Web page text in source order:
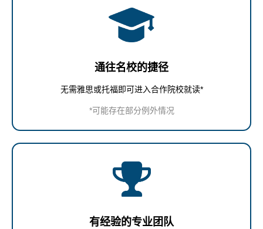
通往名校的捷径
无需雅思或托福即可进入合作院校就读*
*可能存在部分例外情况
有经验的专业团队